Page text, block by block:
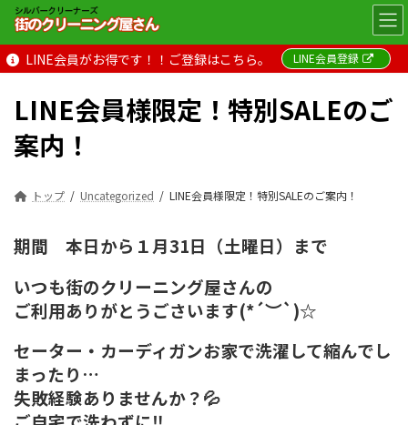
テ
ン
ゲ
ー
LINE会員がお得です！！ご登録はこちら。 LINE会員登録
LINE会員様限定！特別SALEのご
案内！
トップ Uncategorized LINE会員様限定！特別SALEのご案内！
期間 本日から１月31日（土曜日）まで
いつも街のクリーニング屋さんの
ご利用ありがとうごさいます(*´︶`)☆
セーター・カーディガンお家で洗濯して縮んでし
まったり…
失敗経験ありませんか？💦